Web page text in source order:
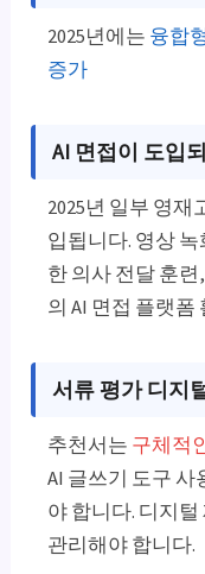
2025년에는 융합
증가
AI 면접이 도입
2025년 일부 영재
입됩니다. 영상
한 의사 전달 훈
의 AI 면접 플랫폼
서류 평가 디지
추천서는 구체적
AI 글쓰기 도구 사
야 합니다. 디지
관리해야 합니다.